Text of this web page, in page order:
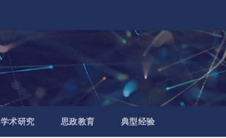
学术研究 思政教育 典型经验